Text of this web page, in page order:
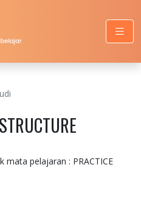
mata pelajaran : PRACTICE